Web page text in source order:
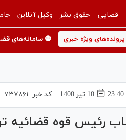
قضایی حقوق بشر وکیل آنلاین
ویژه خبری 🟡 سامانه‌های
23:40 10 تير 1400 کد خبر: ۷۳۷۸۶۱
رئیس قوه